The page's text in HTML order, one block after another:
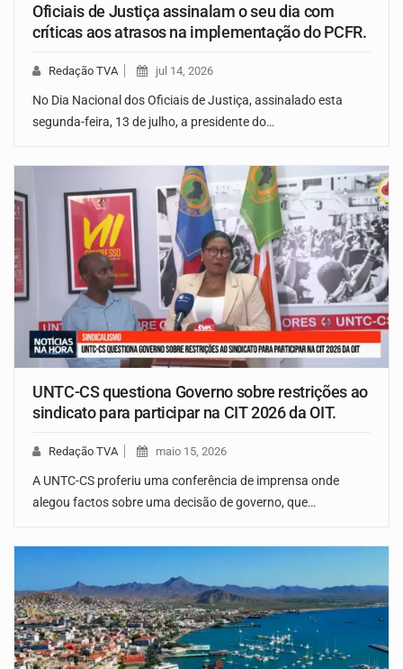
Oficiais de Justiça assinalam o seu dia com
críticas aos atrasos na implementação do PCFR.
Redação TVA jul 14, 2026
No Dia Nacional dos Oficiais de Justiça, assinalado esta
segunda-feira, 13 de julho, a presidente do…
UNTC-CS questiona Governo sobre restrições ao
sindicato para participar na CIT 2026 da OIT.
Redação TVA maio 15, 2026
A UNTC-CS proferiu uma conferência de imprensa onde
alegou factos sobre uma decisão de governo, que…